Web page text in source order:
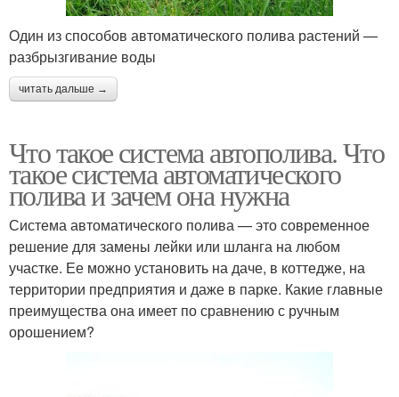
Один из способов автоматического полива растений —
разбрызгивание воды
читать дальше →
Что такое система автополива. Что
такое система автоматического
полива и зачем она нужна
Система автоматического полива — это современное
решение для замены лейки или шланга на любом
участке. Ее можно установить на даче, в коттедже, на
территории предприятия и даже в парке. Какие главные
преимущества она имеет по сравнению с ручным
орошением?